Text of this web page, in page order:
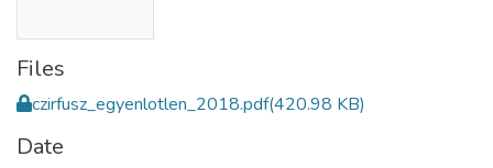
Files
czirfusz_egyenlotlen_2018.pdf(420.98 KB)
Date